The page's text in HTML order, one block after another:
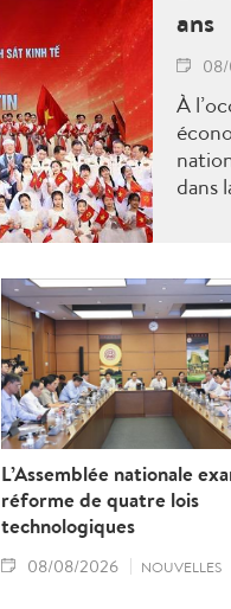
ans
À
dans
L’Assemblée nationale
réforme de quatre lois
technologiques
08/08/2026 NOUVELLES